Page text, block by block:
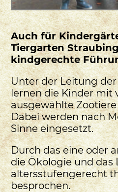
Auch für
Tiergarten
kindgerechte
Unter der Leitung
lernen die Kinder mit
ausgewählte
Dabei werden nach
Sinne eingesetzt.
Durch das eine oder
die Ökologie und das
altersstufengerecht
besprochen.